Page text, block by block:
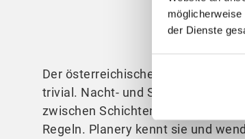
der Dienste
Der österreichische
trivial. Nacht- und
zwischen Schichten, Vor- und
Regeln. Planery kennt sie und